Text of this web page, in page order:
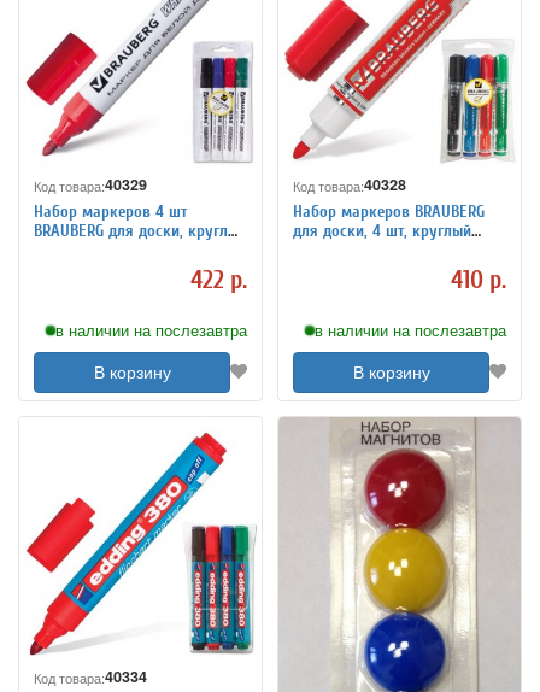
Код товара:40329
Набор маркеров 4 шт
BRAUBERG для доски, круглый
422 р.
в наличии на послезавтра
В корзину
Код товара:40328
Набор маркеров BRAUBERG
для доски, 4 шт, круглый
410 р.
в наличии на послезавтра
В корзину
Код товара:40334